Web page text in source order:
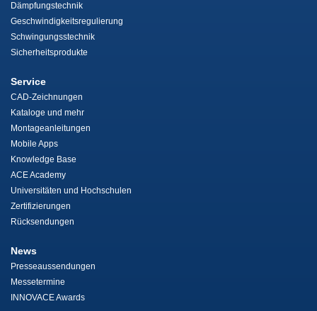
Dämpfungstechnik
Geschwindigkeitsregulierung
Schwingungsstechnik
Sicherheitsprodukte
Service
CAD-Zeichnungen
Kataloge und mehr
Montageanleitungen
Mobile Apps
Knowledge Base
ACE Academy
Universitäten und Hochschulen
Zertifizierungen
Rücksendungen
News
Presseaussendungen
Messetermine
INNOVACE Awards